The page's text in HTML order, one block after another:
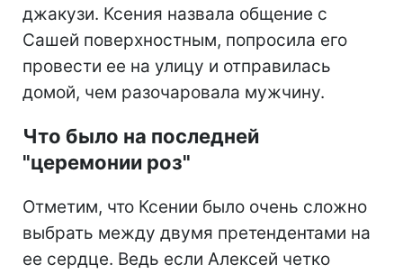
джакузи. Ксения назвала общение с
Сашей поверхностным, попросила его
провести ее на улицу и отправилась
домой, чем разочаровала мужчину.
Что было на последней
"церемонии роз"
Отметим, что Ксении было очень сложно
выбрать между двумя претендентами на
ее сердце. Ведь если Алексей четко